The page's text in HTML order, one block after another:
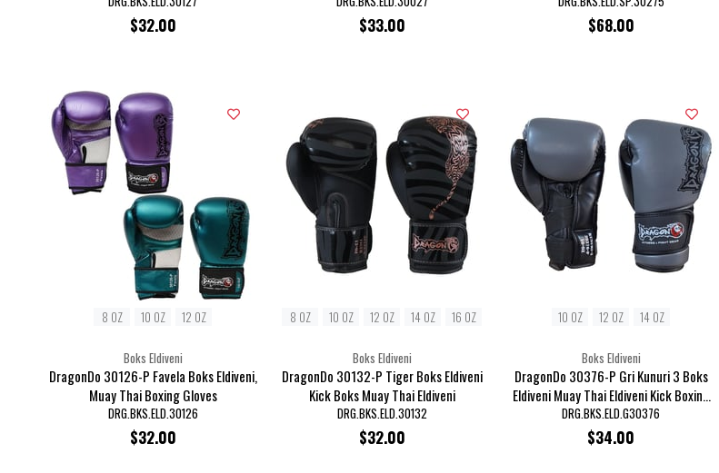
$32.00 $33.00 $68.00
Boks Eldiveni
DragonDo 30126-P Favela Boks Eldiveni,
Muay Thai Boxing Gloves
DRG.BKS.ELD.30126
$32.00
8 OZ 10 OZ 12 OZ
Boks Eldiveni
DragonDo 30132-P Tiger Boks Eldiveni
Kick Boks Muay Thai Eldiveni
DRG.BKS.ELD.30132
$32.00
8 OZ 10 OZ 12 OZ 14 OZ 16 OZ
Boks Eldiveni
DragonDo 30376-P Gri Kunuri 3 Boks
Eldiveni Muay Thai Eldiveni Kick Boxing
Eldiveni
DRG.BKS.ELD.G30376
$34.00
10 OZ 12 OZ 14 OZ